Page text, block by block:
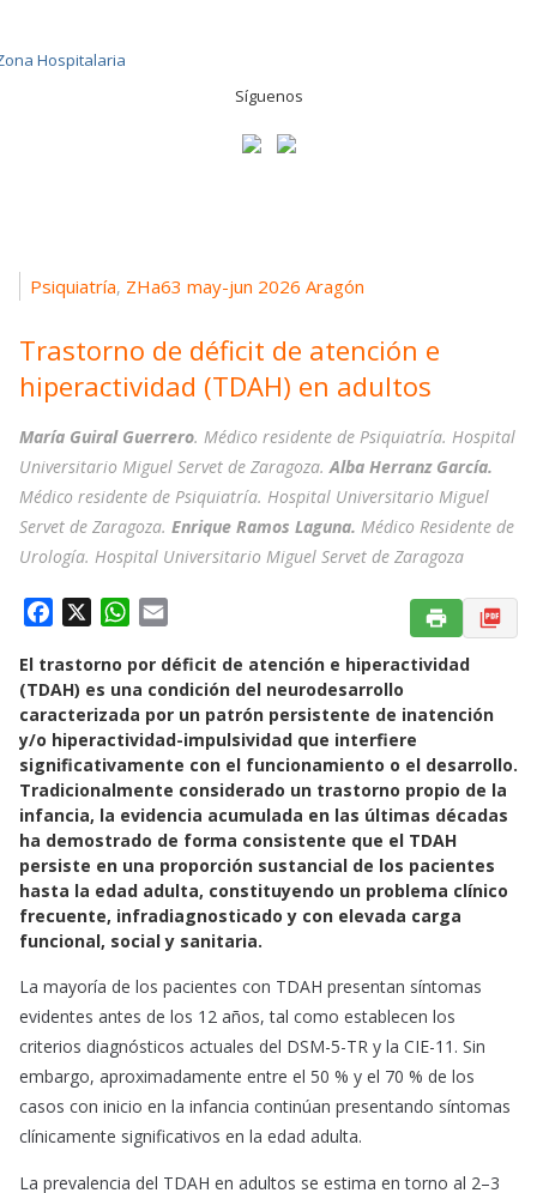
Síguenos
Psiquiatría, ZHa63 may-jun 2026 Aragón
Trastorno de déficit de atención e
hiperactividad (TDAH) en adultos
María Guiral Guerrero. Médico residente de Psiquiatría. Hospital
Universitario Miguel Servet de Zaragoza.Alba Herranz García.
Médico residente de Psiquiatría. Hospital Universitario Miguel
Servet de Zaragoza. Enrique Ramos Laguna. Médico Residente de
Urología. Hospital Universitario Miguel Servet de Zaragoza
c
e
b
o
o
k
W
a
t
s
A
p
p
a
i
l
El trastorno por déficit de atención e hiperactividad
(TDAH) es una condición del neurodesarrollo
caracterizada por un patrón persistente de inatención
y/o hiperactividad-impulsividad que interfiere
significativamente con el funcionamiento o el desarrollo.
Tradicionalmente considerado un trastorno propio de la
infancia, la evidencia acumulada en las últimas décadas
ha demostrado de forma consistente que el TDAH
persiste en una proporción sustancial de los pacientes
hasta la edad adulta, constituyendo un problema clínico
frecuente, infradiagnosticado y con elevada carga
funcional, social y sanitaria.
La mayoría de los pacientes con TDAH presentan síntomas
evidentes antes de los 12 años, tal como establecen los
criterios diagnósticos actuales del DSM-5-TR y la CIE-11. Sin
embargo, aproximadamente entre el 50 % y el 70 % de los
casos con inicio en la infancia continúan presentando síntomas
clínicamente significativos en la edad adulta.
La prevalencia del TDAH en adultos se estima en torno al 2–3